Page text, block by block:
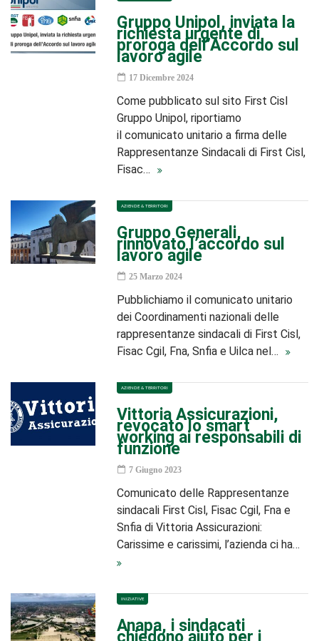
Gruppo Unipol, inviata la
richiesta urgente di
proroga dell’Accordo sul
lavoro agile
17 Dicembre 2024
Come pubblicato sul sito First Cisl
Gruppo Unipol, riportiamo
il comunicato unitario a firma delle
Rappresentanze Sindacali di First Cisl,
Fisac…
AZIENDE & TERRITORI
Gruppo Generali,
rinnovato l’accordo sul
lavoro agile
25 Marzo 2024
Pubblichiamo il comunicato unitario
dei Coordinamenti nazionali delle
rappresentanze sindacali di First Cisl,
Fisac Cgil, Fna, Snfia e Uilca nel…
AZIENDE & TERRITORI
Vittoria Assicurazioni,
revocato lo smart
working ai responsabili di
funzione
7 Giugno 2023
Comunicato delle Rappresentanze
sindacali First Cisl, Fisac Cgil, Fna e
Snfia di Vittoria Assicurazioni:
Carissime e carissimi, l’azienda ci ha…
INIZIATIVE
Anapa, i sindacati
chiedono aiuto per i